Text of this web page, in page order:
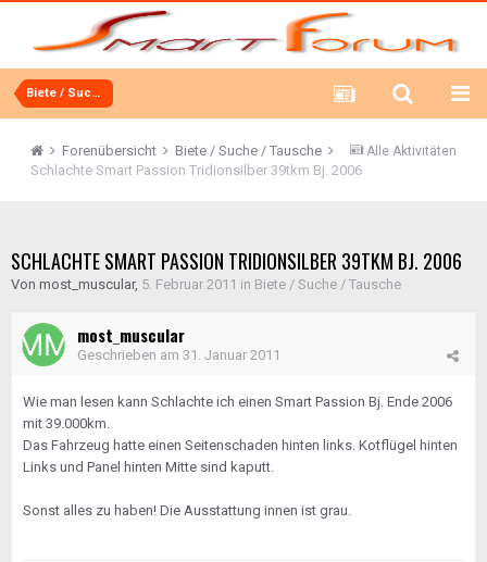
Biete / Suche / Tausche
Alle Aktivitäten
Forenübersicht
Biete / Suche / Tausche
Schlachte Smart Passion Tridionsilber 39tkm Bj. 2006
SCHLACHTE SMART PASSION TRIDIONSILBER 39TKM BJ. 2006
Von most_muscular, 5. Februar 2011 in Biete / Suche / Tausche
most_muscular
Geschrieben am 31. Januar 2011
Wie man lesen kann Schlachte ich einen Smart Passion Bj. Ende 2006
mit 39.000km.
Das Fahrzeug hatte einen Seitenschaden hinten links. Kotflügel hinten
Links und Panel hinten Mitte sind kaputt.
Sonst alles zu haben! Die Ausstattung innen ist grau.